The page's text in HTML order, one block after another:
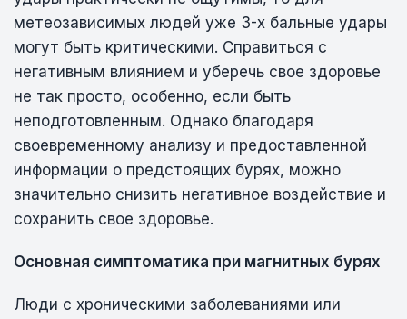
метеозависимых людей уже 3-х бальные удары
могут быть критическими. Справиться с
негативным влиянием и уберечь свое здоровье
не так просто, особенно, если быть
неподготовленным. Однако благодаря
своевременному анализу и предоставленной
информации о предстоящих бурях, можно
значительно снизить негативное воздействие и
сохранить свое здоровье.
Основная симптоматика при магнитных бурях
Люди с хроническими заболеваниями или